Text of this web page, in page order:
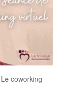
coworking